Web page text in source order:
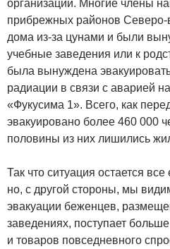
организации. Многие члены
прибрежных районов Северо-
дома из-за цунами и были
учебные заведения или к
была вынуждена
радиации в связи с аварией
«Фукусима 1». Всего, как
эвакуировано более 460 000
половины из них лишились
Так что ситуация остается
но, с другой стороны, мы
эвакуации беженцев,
заведениях, поступает
и товаров повседневного